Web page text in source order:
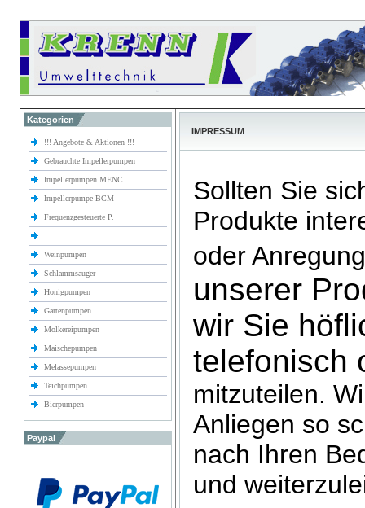
Kategorien
!!! Angebote & Aktionen !!!
Gebrauchte Impellerpumpen
Impellerpumpen MENC
Impellerpumpe BCM
Frequenzgesteuerte P.
Weinpumpen
Schlammsauger
Honigpumpen
Gartenpumpen
Molkereipumpen
Maischepumpen
Melassepumpen
Teichpumpen
Bierpumpen
Paypal
IMPRESSUM
Sollten Sie
Produkte
oder
unserer
wir Sie
telefonisch
mitzuteilen.
Anliegen so
nach Ihren
und